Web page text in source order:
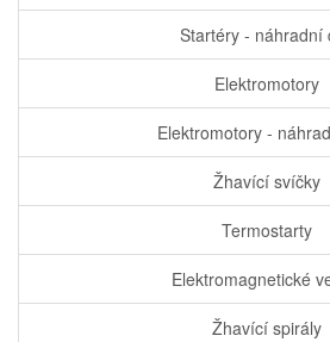
Startéry - náhradní
Elektromotory
Elektromotory -
Žhavící svíčky
Termostarty
Elektromagnetické
Žhavící spirály